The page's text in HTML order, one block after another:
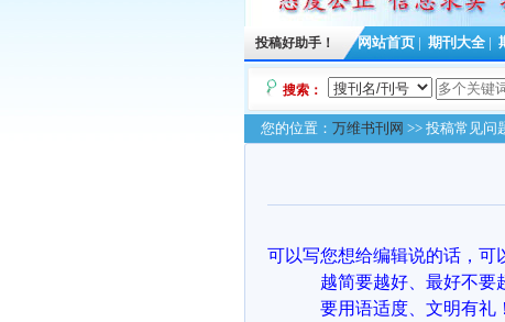
投稿好助手！ 网站首页 期刊大全
搜索：
您的位置： 万维书刊网 >> 投稿常见问
可以写您想给编辑说的话，可
越简要越好、最好不要
要用语适度、文明有礼！